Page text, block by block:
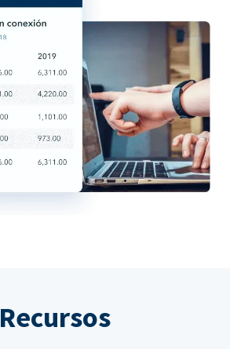
Recursos